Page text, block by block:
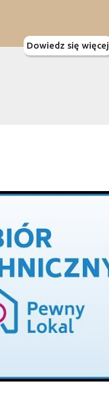
Dowiedz się więcej